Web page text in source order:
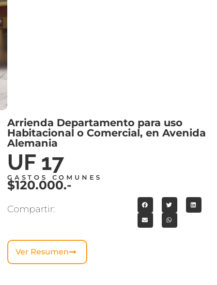
Arrienda Departamento para uso
Habitacional o Comercial, en Avenida
Alemania
UF 17
GASTOS COMUNES
$120.000.-
Compartir:
Ver Resumen